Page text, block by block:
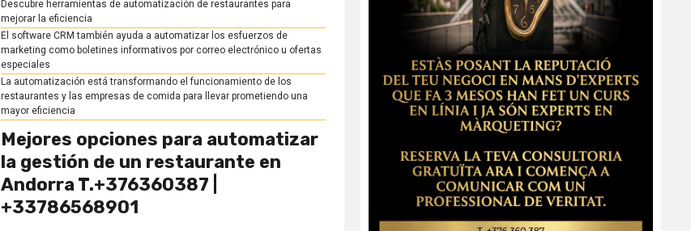
Descubre herramientas de automatización de restaurantes para
mejorar la eficiencia
El software CRM también ayuda a automatizar los esfuerzos de
marketing como boletines informativos por correo electrónico u ofertas
especiales
La automatización está transformando el funcionamiento de los
restaurantes y las empresas de comida para llevar prometiendo una
mayor eficiencia
Mejores opciones para automatizar
la gestión de un restaurante en
Andorra T.+376360387 |
+33786568901